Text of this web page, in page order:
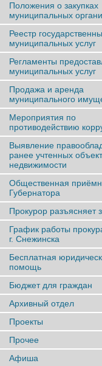
Положения о закупках
муниципальных
Реестр
муниципальных услуг
Регламенты
муниципальных услуг
Продажа и аренда
муниципального
Мероприятия по
противодействию
Выявление
ранее учтенныx
недвижимости
Общественная
Губернатора
Прокурор разъясняет
График работы
г. Снежинска
Бесплатная
помощь
Бюджет для граждан
Архивный отдел
Проекты
Прочее
Афиша